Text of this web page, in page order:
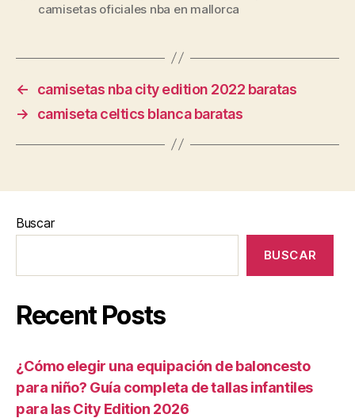
camisetas oficiales nba en mallorca
←
camisetas nba city edition 2022 baratas
→
camiseta celtics blanca baratas
Buscar
BUSCAR
Recent Posts
¿Cómo elegir una equipación de baloncesto
para niño? Guía completa de tallas infantiles
para las City Edition 2026